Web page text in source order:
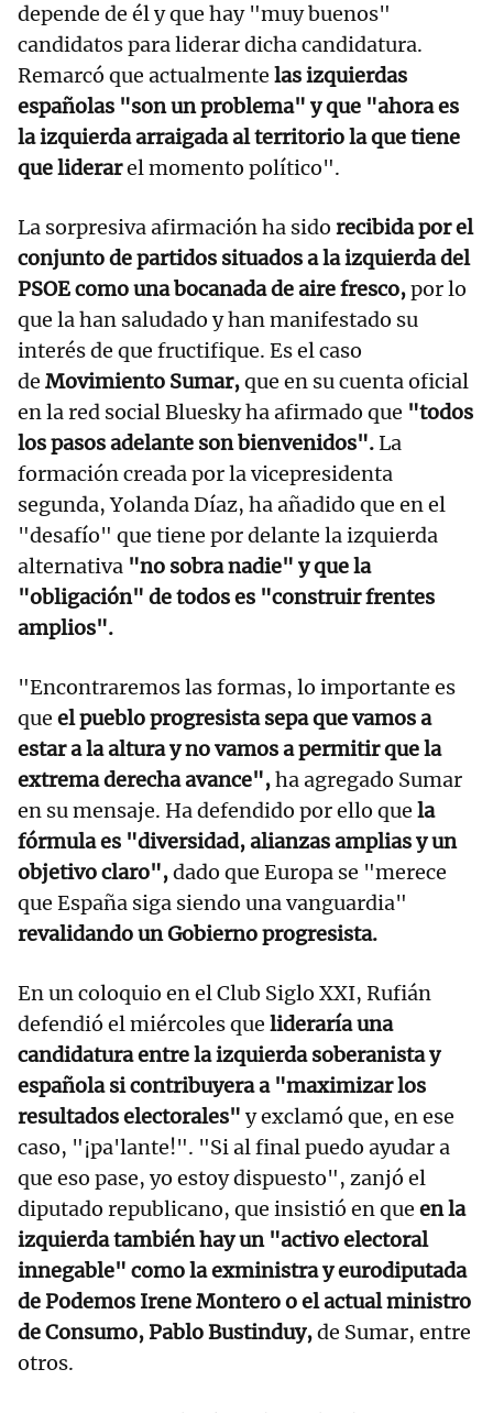
depende de él y que hay "muy buenos"
candidatos para liderar dicha candidatura.
Remarcó que actualmente las izquierdas
españolas "son un problema" y que "ahora es
la izquierda arraigada al territorio la que tiene
que liderarel momento político".
La sorpresiva afirmación ha sido recibida por el
conjunto de partidos situados a la izquierda del
PSOE como una bocanada de aire fresco,por lo
que la han saludado y han manifestado su
interés de que fructifique. Es el caso
de Movimiento Sumar,que en su cuenta oficial
en la red social Bluesky ha afirmado que "todos
los pasos adelante son bienvenidos".La
formación creada por la vicepresidenta
segunda, Yolanda Díaz, ha añadido que en el
"desafío" que tiene por delante la izquierda
alternativa "no sobra nadie" y que la
"obligación" de todos es "construir frentes
amplios".
"Encontraremos las formas, lo importante es
que el pueblo progresista sepa que vamos a
estar a la altura y no vamos a permitir que la
extrema derecha avance",ha agregado Sumar
en su mensaje. Ha defendido por ello que la
fórmula es "diversidad, alianzas amplias y un
objetivo claro",dado que Europa se "merece
que España siga siendo una vanguardia"
revalidando un Gobierno progresista.
En un coloquio en el Club Siglo XXI, Rufián
defendió el miércoles que lideraría una
candidatura entre la izquierda soberanista y
española si contribuyera a "maximizar los
resultados electorales" y exclamó que, en ese
caso, "¡pa'lante!". "Si al final puedo ayudar a
que eso pase, yo estoy dispuesto", zanjó el
diputado republicano, que insistió en que en la
izquierda también hay un "activo electoral
innegable" como la exministra y eurodiputada
de Podemos Irene Montero o el actual ministro
de Consumo, Pablo Bustinduy,de Sumar, entre
otros.